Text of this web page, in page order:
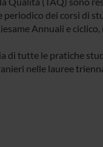
periodico dei corsi di
Annuali e
di tutte le pratiche
nelle lauree